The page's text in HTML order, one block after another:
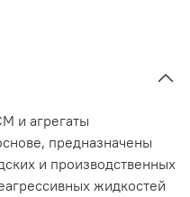
и агрегаты
предназначены
и производственных
жидкостей